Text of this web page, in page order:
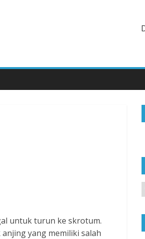
untuk turun ke skrotum.
yang memiliki salah